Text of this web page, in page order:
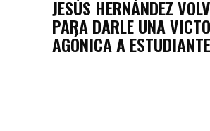
JESÚS HERNÁNDEZ
PARA DARLE UNA
AGÓNICA A